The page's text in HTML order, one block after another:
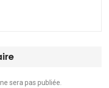
sera pas publiée.